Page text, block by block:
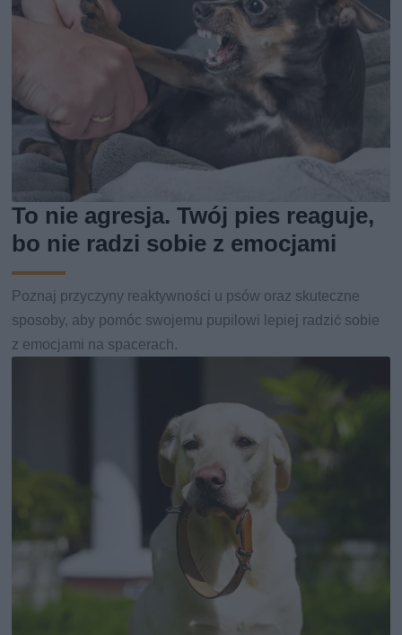
To nie agresja. Twój pies reaguje,
bo nie radzi sobie z emocjami
Poznaj przyczyny reaktywności u psów oraz skuteczne
sposoby, aby pomóc swojemu pupilowi lepiej radzić sobie
z emocjami na spacerach.